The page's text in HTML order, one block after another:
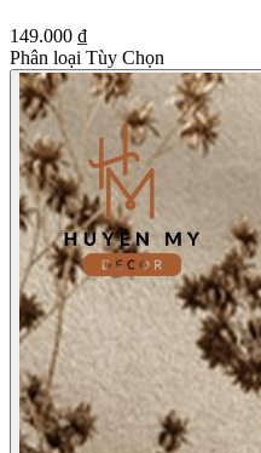
149.000 ₫
Phân loại Tùy Chọn